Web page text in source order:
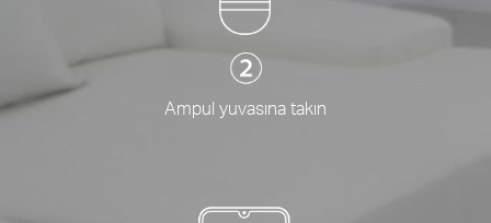
Ampul yuvasına takın